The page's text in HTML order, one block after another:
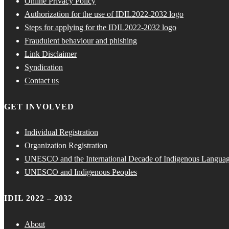
Authorization for the use of IDIL2022-2032 logo
Steps for applying for the IDIL2022-2032 logo
Fraudulent behaviour and phishing
Link Disclaimer
Syndication
Contact us
GET INVOLVED
Individual Registration
Organization Registration
UNESCO and the International Decade of Indigenous
UNESCO and Indigenous Peoples
IDIL 2022 – 2032
About